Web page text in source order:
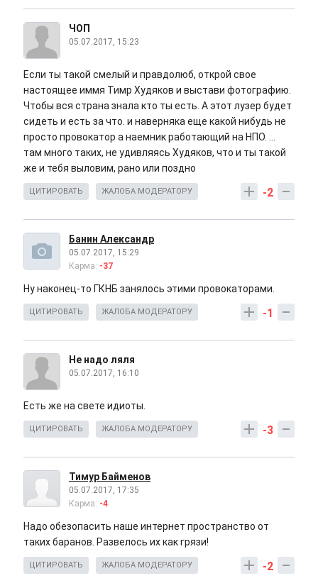
ЧОП
05.07.2017, 15:23
Если ты такой смелый и правдолюб, открой свое
настоящее иммя Тимр Худяков и выстави фотографию.
Чтобы вся страна знала кто ты есть. А этот лузер будет
сидеть и есть за что. и наверняка еще какой нибудь не
просто провокатор а наемник работающий на НПО. ...
там много таких, не удивляясь Худяков, что и ты такой
же и тебя выловим, рано или поздно
-2
ЦИТИРОВАТЬ ЖАЛОБА МОДЕРАТОРУ
Банин Александр
05.07.2017, 15:29
Карма: -37
Ну наконец-то ГКНБ занялось этими провокаторами.
-1
ЦИТИРОВАТЬ ЖАЛОБА МОДЕРАТОРУ
Не надо ляля
05.07.2017, 16:10
Есть же на свете идиоты.
-3
ЦИТИРОВАТЬ ЖАЛОБА МОДЕРАТОРУ
Тимур Байменов
05.07.2017, 17:35
Карма: -4
Надо обезопасить наше интернет пространство от
таких баранов. Развелось их как грязи!
-2
ЦИТИРОВАТЬ ЖАЛОБА МОДЕРАТОРУ